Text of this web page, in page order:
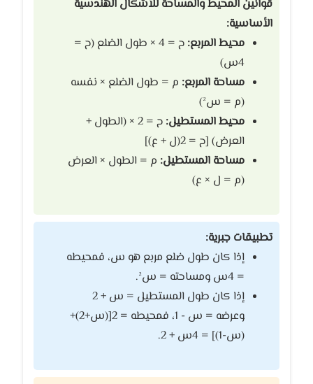
قوانين المحيط والمساحة للأشكال الهندسية
الأساسية:
محيط المربع:
ح = 4 × طول الضلع (ح =
4س)
مساحة المربع: م = طول الضلع × نفسه
(م = س²)
محيط المستطيل:
ح = 2 × (الطول +
العرض) [ح = 2(ل + ع)]
مساحة المستطيل: م = الطول × العرض
(م = ل × ع)
تطبيقات جبرية:
إذا كان طول ضلع مربع هو س، فمحيطه
= 4س ومساحته = س².
إذا كان طول المستطيل = س + 2
وعرضه = س - 1، فمحيطه = 2[(س+2)+
(س-1)] = 4س + 2.